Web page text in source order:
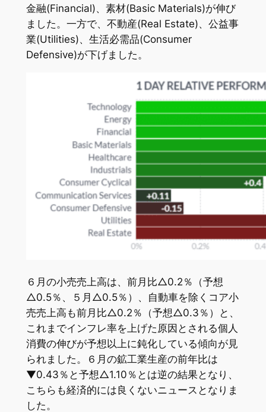
金融(Financial)、素材(Basic Materials)が伸び
ました。一方で、不動産(Real Estate)、公益事
業(Utilities)、生活必需品(Consumer
Defensive)が下げました。
６月の小売売上高は、前月比△0.2％（予想
△0.5％、５月△0.5％）、自動車を除くコア小
売売上高も前月比△0.2％（予想△0.3％）と、
これまでインフレ率を上げた原因とされる個人
消費の伸びが予想以上に鈍化している傾向が見
られました。６月の鉱工業生産の前年比は
▼0.43％と予想△1.10％とは逆の結果となり、
こちらも経済的には良くないニュースとなりま
した。